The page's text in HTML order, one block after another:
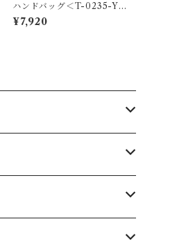
ハンドバッグ＜T-0235-Y
＞
¥7,920